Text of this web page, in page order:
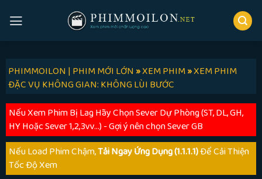
PHIMMOILON | PHIM MỚI LỚN»XEM PHIM»XEM PHIM
ĐẶC VỤ KHÔNG GIAN: KHÔNG LÙI BƯỚC
Nếu Xem Phim Bị Lag Hãy Chọn Sever Dự Phòng (ST, DL, GH,
HY Hoặc Sever 1,2,3vv...) - Gợi ý nên chọn Sever GB
Nếu Load Phim Chậm,Tải Ngay Ứng Dụng (1.1.1.1)Để Cải Thiện
Tốc Độ Xem